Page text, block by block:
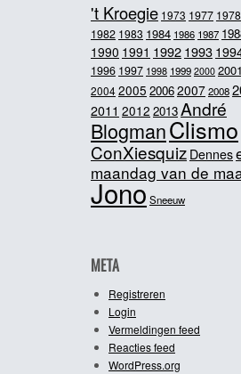
't Kroegie 1973 1977 1978
1982 1983 1984 1986 1987
1990 1991 19921993
1996 1997 1998 1999 2000 2001
20042005 200620072008
2011 2012 2013André
BlogmanClismo
ConXiesquiz Dennes
maandag van de
JonoSneeuw
META
Registreren
Login
Vermeldingen feed
Reacties feed
WordPress.org